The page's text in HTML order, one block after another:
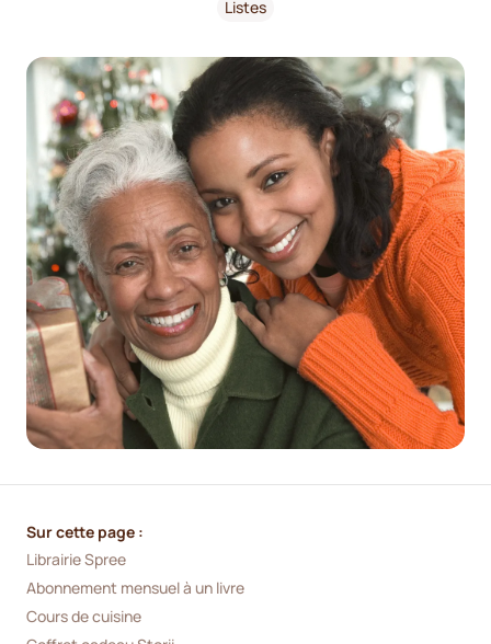
Listes
Sur cette page :
Librairie Spree
Abonnement mensuel à un livre
Cours de cuisine